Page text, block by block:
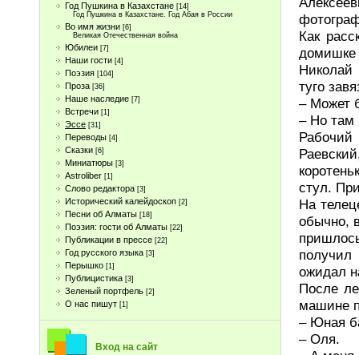
Год Пушкина в Казахстане [14]
Год Пушкина в Казахстане. Год Абая в России
Во имя жизни [6]
Великая Отечественная война
Юбилеи [7]
Наши гости [4]
Поэзия [104]
Проза [36]
Наше наследие [7]
Встречи [1]
Эссе [31]
Переводы [4]
Сказки [6]
Миниатюры [3]
Astroliber [1]
Слово редактора [3]
Исторический калейдоскоп [2]
Песни об Алматы [18]
Поэзия: гости об Алматы [22]
Публикации в прессе [22]
Год русского языка [3]
Перышко [1]
Публицистика [3]
Зеленый портфель [2]
О нас пишут [1]
Вход на сайт
Как
домишке
Николай
туго
– Может
– Но там
стул.
На
обычно,
получил
ожидал
После
машине
– Юная
– Оля.